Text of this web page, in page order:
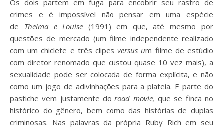
Os dois partem em fuga para encobrir seu rastro de
crimes e é impossível não pensar em uma espécie
de Thelma e Louise (1991) em que, até mesmo por
questões de mercado (um filme independente realizado
com um chiclete e três clipesversus um filme de estúdio
com diretor renomado que custou quase 10 vez mais), a
sexualidade pode ser colocada de forma explícita, e não
como um jogo de adivinhações para a plateia. E parte do
pastiche vem justamente doroad movie,que se finca no
histórico do gênero, bem como das histórias de duplas
criminosas. Nas palavras da própria Ruby Rich em seu